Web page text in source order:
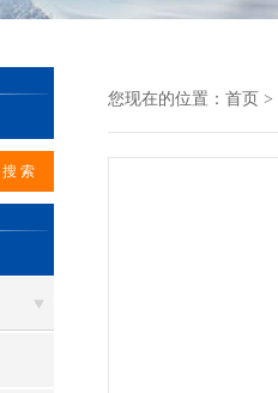
您现在的位置： 首页 >